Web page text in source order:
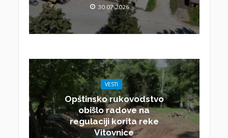
30.07.2026.
VESTI
Opštinsko rukovodstvo
obišlo radove na
regulaciji korita reke
Vitovnice